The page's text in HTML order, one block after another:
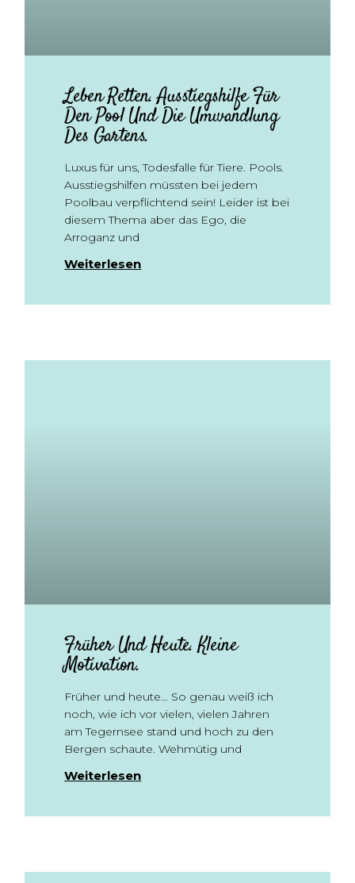
Leben Retten. Ausstiegshilfe Für
Den Pool Und Die Umwandlung
Des Gartens.
Luxus für uns, Todesfalle für Tiere. Pools.
Ausstiegshilfen müssten bei jedem
Poolbau verpflichtend sein! Leider ist bei
diesem Thema aber das Ego, die
Arroganz und
Weiterlesen
Früher Und Heute. Kleine
Motivation.
Früher und heute… So genau weiß ich
noch, wie ich vor vielen, vielen Jahren
am Tegernsee stand und hoch zu den
Bergen schaute. Wehmütig und
Weiterlesen